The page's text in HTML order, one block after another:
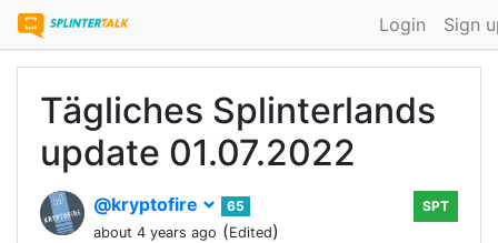
Login Sign
Tägliches Splinterlands
update 01.07.2022
@kryptofire
65
about 4 years ago (Edited)
SPT